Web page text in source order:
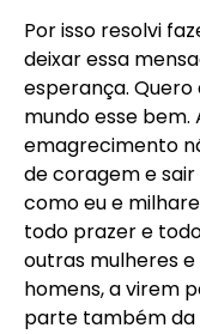
Por isso resolvi
deixar essa
esperança.
mundo esse
emagrecimento
de coragem e
como eu e
todo prazer e
outras mulheres
homens, a virem
parte também da